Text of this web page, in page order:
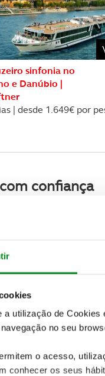
a utilização de
no seu
o acesso,
conhecer os seus
sinfonia no
e Danúbio |
| desde 1.649€ por
confiança
de viagens